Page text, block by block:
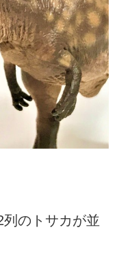
のトサカが並